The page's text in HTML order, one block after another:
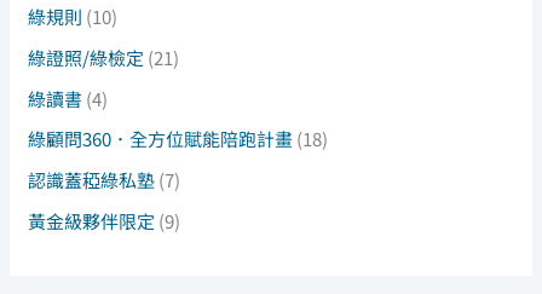
綠規則 (10)
綠證照/綠檢定 (21)
綠讀書(4)
綠顧問360．全方位賦能陪跑計畫(18)
認識蓋稏綠私塾(7)
黃金級夥伴限定 (9)